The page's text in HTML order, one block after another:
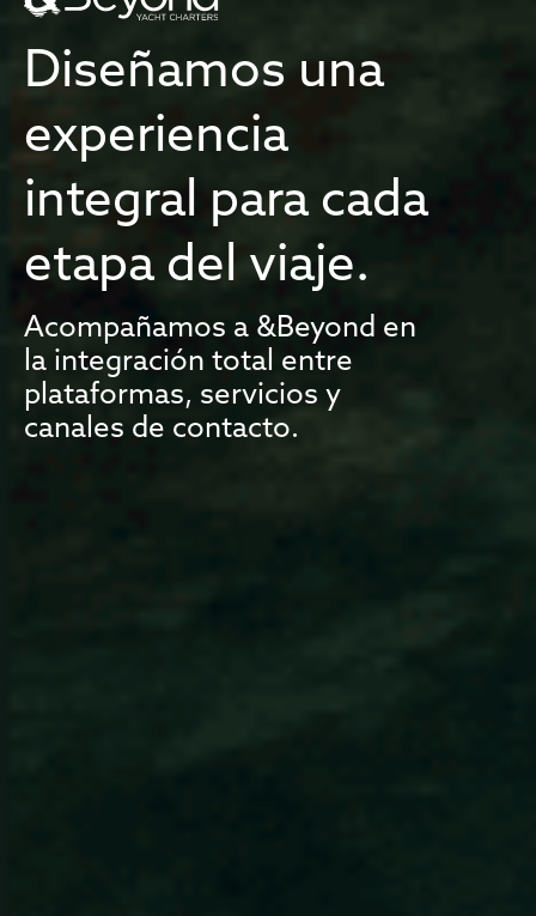
Diseñamos una
experiencia
integral para cada
etapa del viaje.
Acompañamos a &Beyond en
la integración total entre
plataformas, servicios y
canales de contacto.